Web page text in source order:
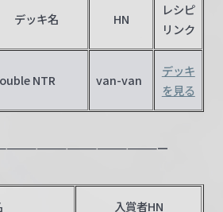
デッキ名 HN
レシピ
リンク
NTR van-van
デッキ
を見る
入賞者HN